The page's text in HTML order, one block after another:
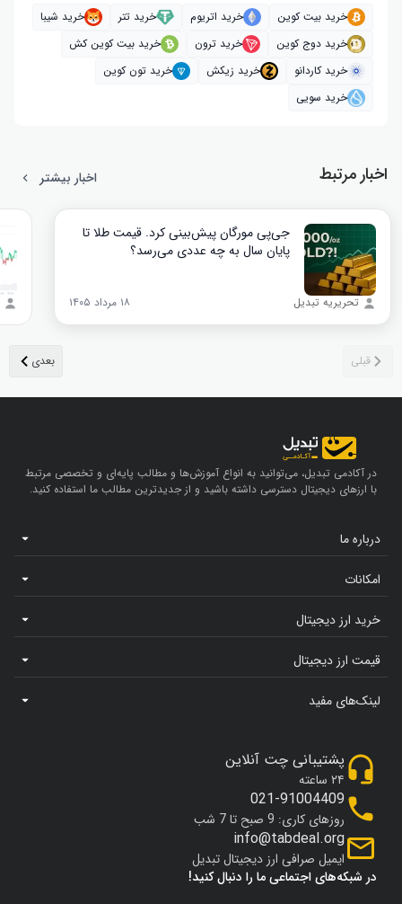
خرید بیت کوین خرید اتریوم خرید تتر
خرید شیبا
خرید دوج کوین
خرید ترون
خرید بیت کوین کش
خرید کاردانو
خرید زیکش
خرید تون کوین
خرید سویی
اخبار مرتبط اخبار بیشتر
جی‌پی مورگان پیش‌بینی کرد. قیمت طلا تا
پایان سال به چه عددی می‌رسد؟
تحریریه تبدیل ۱۸ مرداد ۱۴۰۵
در آکادمی تبدیل، می‌توانید به انواع آموزش‌ها و مطالب پایه‌ای و تخصصی مرتبط
با ارزهای دیجیتال دسترسی داشته باشید و از جدیدترین مطالب ما استفاده کنید.
درباره ما
امکانات
خرید ارز دیجیتال
قیمت ارز دیجیتال
لینک‌های مفید
در شبکه‌های اجتماعی ما را دنبال کنید!
پشتیبانی چت آنلاین
۲۴ ساعته
021-91004409
روزهای کاری: 9 صبح تا 7 شب
info@tabdeal.org
ایمیل صرافی ارز دیجیتال تبدیل